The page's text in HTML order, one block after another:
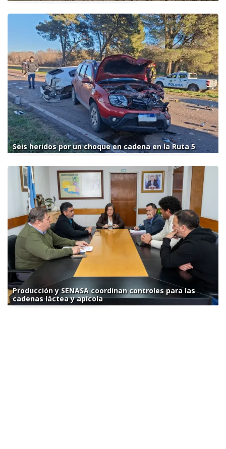
Seis heridos por un choque en cadena en la Ruta 5
Producción y SENASA coordinan controles para las
cadenas láctea y apícola